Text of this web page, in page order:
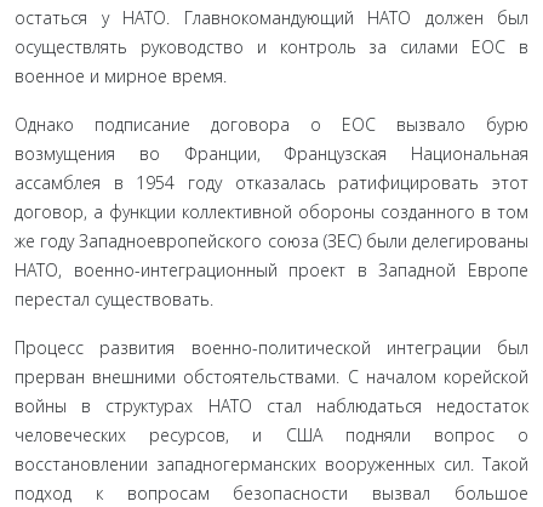
остаться у НАТО. Главнокомандующий НАТО должен был
осуществлять руководство и контроль за силами ЕОС в
военное и мирное время.
Однако подписание договора о ЕОС вызвало бурю
возмущения во Франции, Французская Национальная
ассамблея в 1954 году отказалась ратифицировать этот
договор, а функции коллективной обороны созданного в том
же году Западноевропейского союза (ЗЕС) были делегированы
НАТО, военно-интеграционный проект в Западной Европе
перестал существовать.
Процесс развития военно-политической интеграции был
прерван внешними обстоятельствами. С началом корейской
войны в структурах НАТО стал наблюдаться недостаток
человеческих ресурсов, и США подняли вопрос о
восстановлении западногерманских вооруженных сил. Такой
подход к вопросам безопасности вызвал большое